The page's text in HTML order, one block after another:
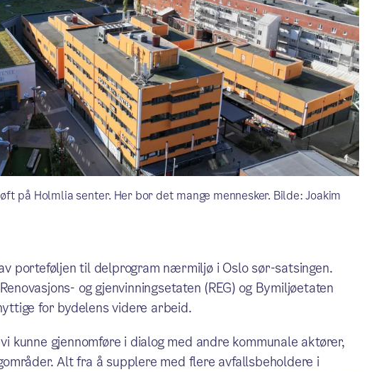
på Holmlia senter. Her bor det mange mennesker. Bilde: Joakim
porteføljen til delprogram nærmiljø i Oslo sør-satsingen.
og gjenvinningsetaten (REG) og Bymiljøetaten
for bydelens videre arbeid.
kunne gjennomføre i dialog med andre kommunale aktører,
Alt fra å supplere med flere avfallsbeholdere i